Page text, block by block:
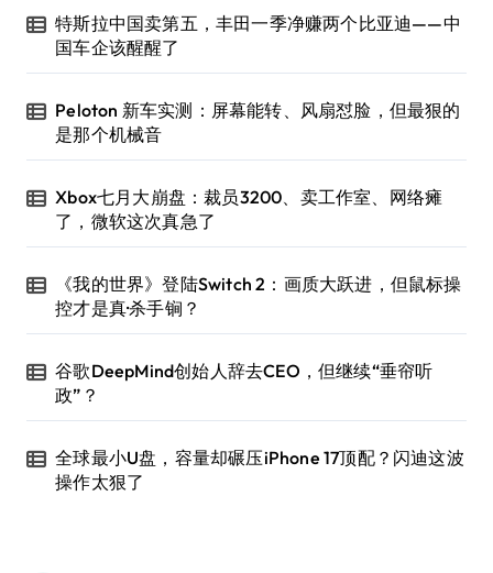
特斯拉中国卖第五，丰田一季净赚两个比亚迪——中
国车企该醒醒了
Peloton 新车实测：屏幕能转、风扇怼脸，但最狠的
是那个机械音
Xbox七月大崩盘：裁员3200、卖工作室、网络瘫
了，微软这次真急了
《我的世界》登陆Switch 2：画质大跃进，但鼠标操
控才是真·杀手锏？
谷歌DeepMind创始人辞去CEO，但继续“垂帘听
政”？
全球最小U盘，容量却碾压iPhone 17顶配？闪迪这波
操作太狠了